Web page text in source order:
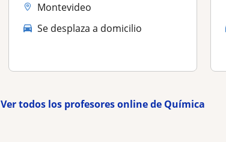
Montevideo
Se desplaza a domicilio
Ver todos los profesores online de Química